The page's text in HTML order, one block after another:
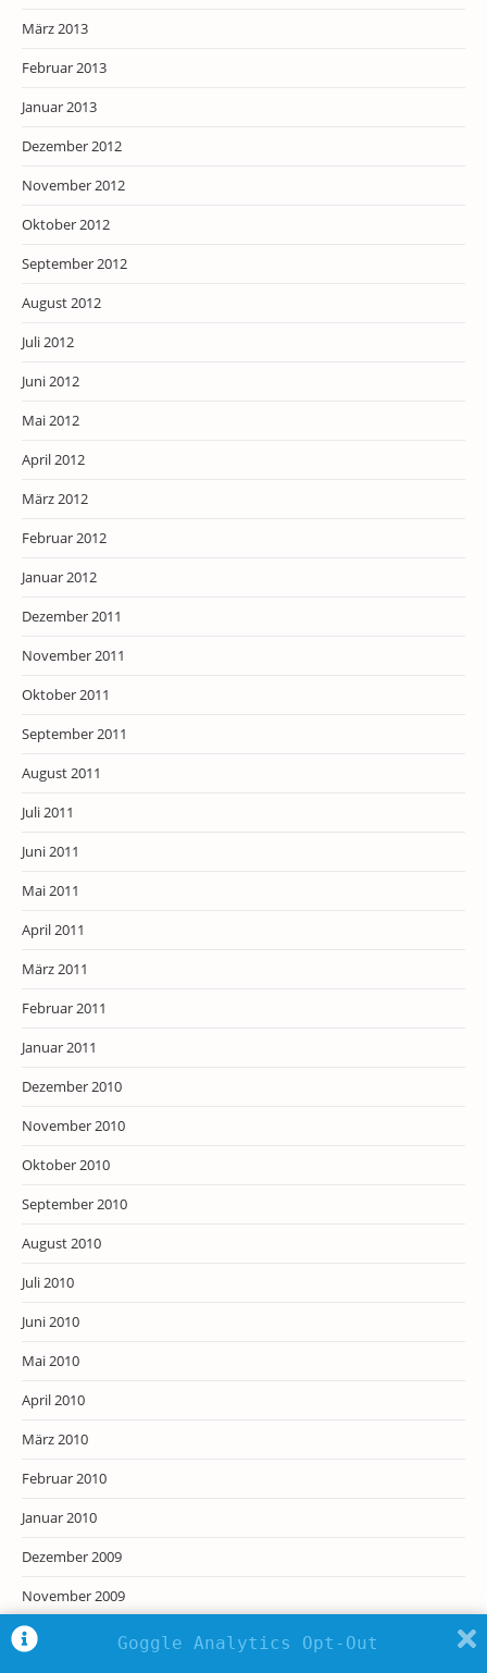
März 2013
Februar 2013
Januar 2013
Dezember 2012
November 2012
Oktober 2012
September 2012
August 2012
Juli 2012
Juni 2012
Mai 2012
April 2012
März 2012
Februar 2012
Januar 2012
Dezember 2011
November 2011
Oktober 2011
September 2011
August 2011
Juli 2011
Juni 2011
Mai 2011
April 2011
März 2011
Februar 2011
Januar 2011
Dezember 2010
November 2010
Oktober 2010
September 2010
August 2010
Juli 2010
Juni 2010
Mai 2010
April 2010
März 2010
Februar 2010
Januar 2010
Dezember 2009
November 2009
Oktober 2009
Goggle Analytics Opt-Out